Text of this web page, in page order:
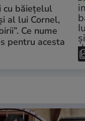
cu băiețelul
al lui Cornel,
Ce nume
pentru acesta